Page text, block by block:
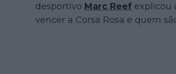
desportivo Marc Reef explicou
vencer a Corsa Rosa e quem